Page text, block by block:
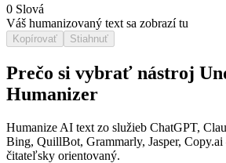
0 Slová
Váš humanizovaný text sa zobrazí tu
Kopírovať Stiahnuť
Prečo si vybrať nástroj
Humanizer
Humanize AI text zo služieb ChatGPT,
Bing, QuillBot, Grammarly, Jasper,
čitateľsky orientovaný.